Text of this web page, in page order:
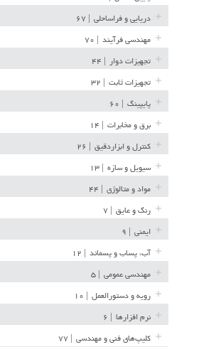
دریایی و فراساحلی
مهندسی فرآیند
تجهیزات دوار
تجهیزات ثابت
پایپینگ
برق و مخابرات
کنترل و ابزاردقیق
سیویل و سازه
مواد و متالوژی
رنگ و عایق
ایمنی
آب، پساب و پسماند
مهندسی عمومی
رویه و دستورالعمل
نرم افزارها
کلیپ‌های فنی و مهندسی